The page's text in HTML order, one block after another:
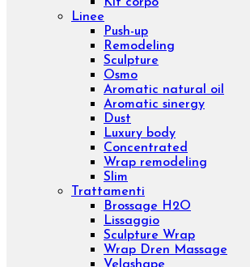
Purifing
Luxury
Concentrated
Whitening
Sensitive
Aromatic sinergy
Eye contour treatment
Hydrating and Nutritive
Professional face
Trattamenti
Diamond Lifting Face
H2O Treatment
Purifing Treatment
Sensitive Treatment
Venere o Afrodite?
Whitening Treatment
Filler Radiesse